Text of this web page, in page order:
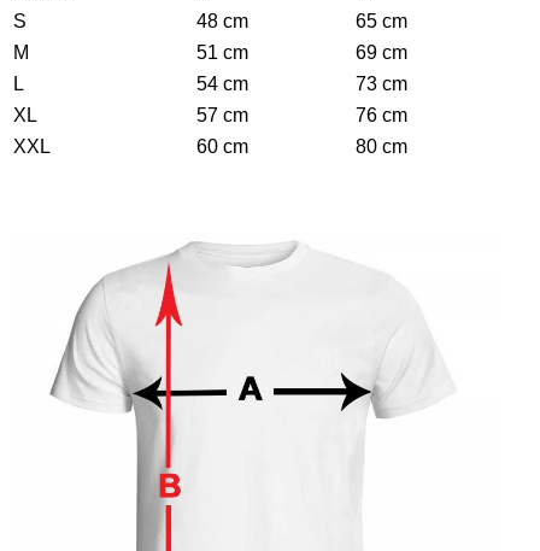
S
48 cm
65 cm
M
51 cm
69 cm
L
54 cm
73 cm
XL
57 cm
76 cm
XXL
60 cm 80 cm